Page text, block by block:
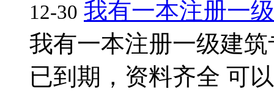
12-30 我有一本注册一
我有一本注册一级建
已到期，资料齐全 可